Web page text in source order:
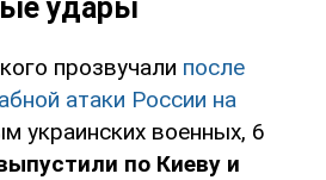
удары
прозвучали после
атаки России на
украинских военных, 6
по Киеву и